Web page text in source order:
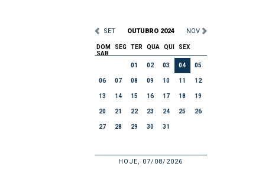
SET OUTUBRO 2024 NOV
DOM SEG TER QUA QUI
SEX
SAB
01
02 03 04 05
06 07 08 09 10 11 12
13 14 15 16 17 18 19
20 21 22 23 24 25 26
27 28 29 30 31
HOJE, 07/08/2026